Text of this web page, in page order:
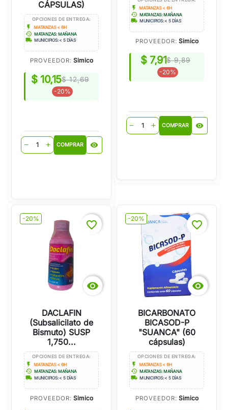
CÁPSULAS)
OPCIONES DE ENTREGA:
flash_on MATANZAS < 6H
history MATANZAS: MAÑANA
local_shipping MUNICIPIOS: < 5 DÍAS
PROVEEDOR: Simico
$ 10,15$ 12,69
-20%
remove add COMPRAR visibility
flash_on MATANZAS < 6H
history MATANZAS: MAÑANA
local_shipping MUNICIPIOS: < 5 DÍAS
PROVEEDOR: Simico
$ 7,91$ 9,89
-20%
remove add COMPRAR visibility
-20%

favorite_border
DACLAFIN
(Subsalicilato de
Bismuto) SUSP
1,750...
OPCIONES DE ENTREGA:
flash_on MATANZAS < 6H
history MATANZAS: MAÑANA
local_shipping MUNICIPIOS: < 5 DÍAS
PROVEEDOR: Simico
-20%

favorite_border
BICARBONATO
BICASOD-P
"SUANCA" (60
cápsulas)
OPCIONES DE ENTREGA:
flash_on MATANZAS < 6H
history MATANZAS: MAÑANA
local_shipping MUNICIPIOS: < 5 DÍAS
PROVEEDOR: Simico